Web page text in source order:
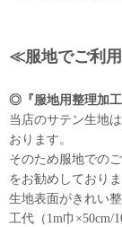
≪服地でご利
◎『服地用整理加
当店のサテン生地
おります。
そのため服地での
をお勧めしておりま
生地表面がきれい
工代（1m巾×50cm/